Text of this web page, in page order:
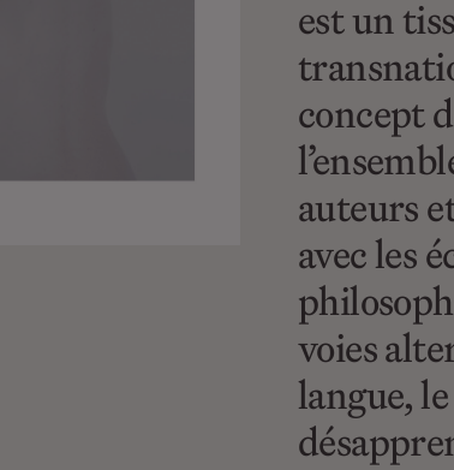
est un
concept
auteurs
avec les
voies
langue,